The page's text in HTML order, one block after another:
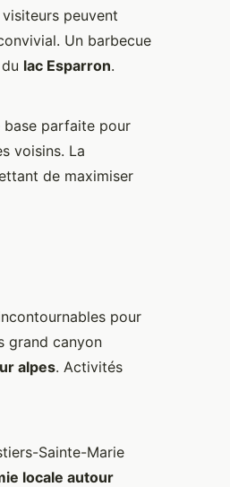
peuvent
Un barbecue
lac Esparron.
base parfaite pour
voisins. La
de maximiser
pour
grand canyon
alpes. Activités
Sainte-Marie
locale autour